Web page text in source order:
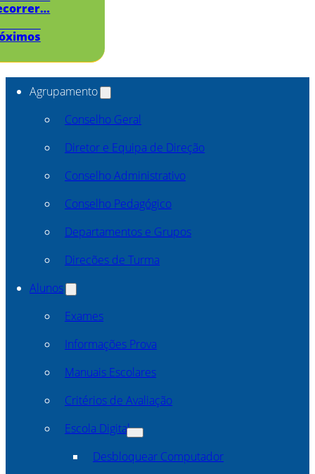
Agrupamento
Conselho Geral
Diretor e Equipa de Direção
Conselho Administrativo
Conselho Pedagógico
Departamentos e Grupos
Direcões de Turma
Alunos
Exames
Informações Prova
Manuais Escolares
Critérios de Avaliação
Escola Digital
Desbloquear Computador